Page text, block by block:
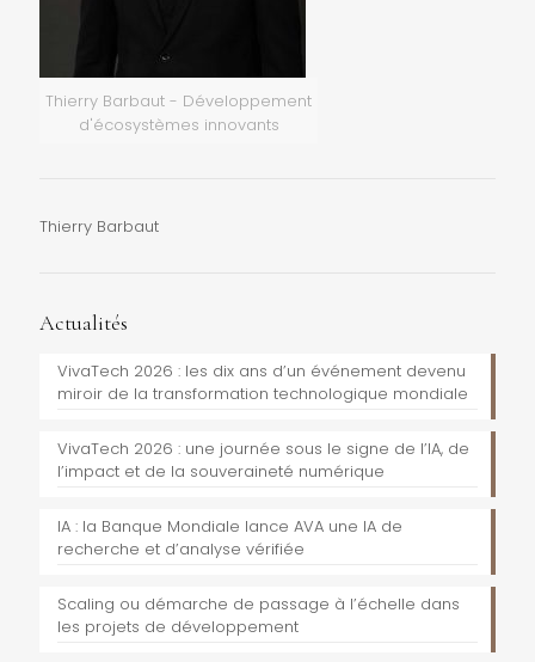
Thierry Barbaut - Développement
d'écosystèmes innovants
Thierry Barbaut
Actualités
VivaTech 2026 : les dix ans d’un événement devenu
miroir de la transformation technologique mondiale
VivaTech 2026 : une journée sous le signe de l’IA, de
l’impact et de la souveraineté numérique
IA : la Banque Mondiale lance AVA une IA de
recherche et d’analyse vérifiée
Scaling ou démarche de passage à l’échelle dans
les projets de développement